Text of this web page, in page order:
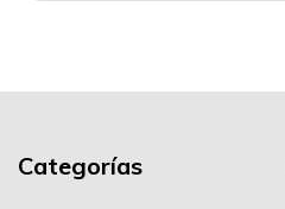
Categorías